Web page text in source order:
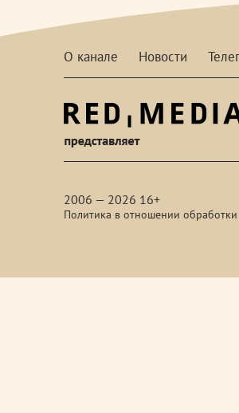
О канале Новости
2006 — 2026 16+
Политика в отношении